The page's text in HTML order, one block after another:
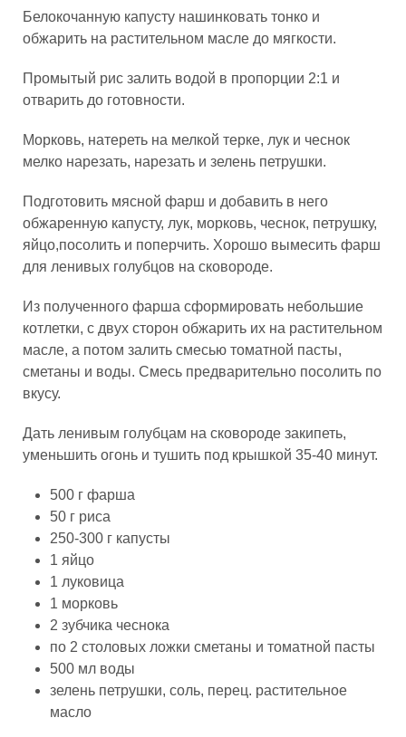
Белокочанную капусту нашинковать тонко и
обжарить на растительном масле до мягкости.
Промытый рис залить водой в пропорции 2:1 и
отварить до готовности.
Морковь, натереть на мелкой терке, лук и чеснок
мелко нарезать, нарезать и зелень петрушки.
Подготовить мясной фарш и добавить в него
обжаренную капусту, лук, морковь, чеснок, петрушку,
яйцо,посолить и поперчить. Хорошо вымесить фарш
для ленивых голубцов на сковороде.
Из полученного фарша сформировать небольшие
котлетки, с двух сторон обжарить их на растительном
масле, а потом залить смесью томатной пасты,
сметаны и воды. Смесь предварительно посолить по
вкусу.
Дать ленивым голубцам на сковороде закипеть,
уменьшить огонь и тушить под крышкой 35-40 минут.
500 г фарша
50 г риса
250-300 г капусты
1 яйцо
1 луковица
1 морковь
2 зубчика чеснока
по 2 столовых ложки сметаны и томатной пасты
500 мл воды
зелень петрушки, соль, перец. растительное
масло